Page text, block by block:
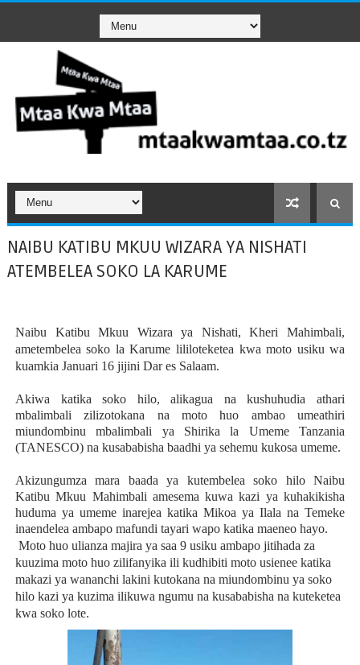
NAIBU KATIBU MKUU WIZARA YA NISHATI
ATEMBELEA SOKO LA KARUME
Naibu Katibu Mkuu Wizara ya Nishati,Kheri Mahimbali,
ametembelea soko la Karume lililoteketea kwa moto usiku wa
kuamkia Januari 16 jijini Dar es Salaam.
Akiwa katika soko hilo, alikagua na kushuhudia athari
mbalimbali zilizotokana na moto huo ambao umeathiri
miundombinu mbalimbali ya Shirika la Umeme Tanzania
(TANESCO) na kusababisha baadhi ya sehemu kukosa umeme.
Akizungumza mara baada ya kutembelea soko hilo Naibu
Katibu Mkuu Mahimbali amesema kuwa kazi ya kuhakikisha
huduma ya umeme inarejea katika Mikoa ya Ilala na Temeke
inaendelea ambapo mafundi tayari wapo katika maeneo hayo.
Moto huo ulianza majira ya saa 9 usiku ambapo jitihada za
kuuzima moto huo zilifanyika ili kudhibiti moto usienee katika
makazi ya wananchi lakini kutokana na miundombinu ya soko
hilo kazi ya kuzima ilikuwa ngumu na kusababisha na kuteketea
kwa soko lote.